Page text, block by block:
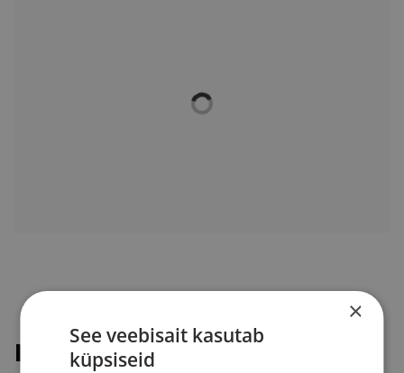
Tutvu teiste
poodidega
×
See veebisait kasutab
küpsiseid